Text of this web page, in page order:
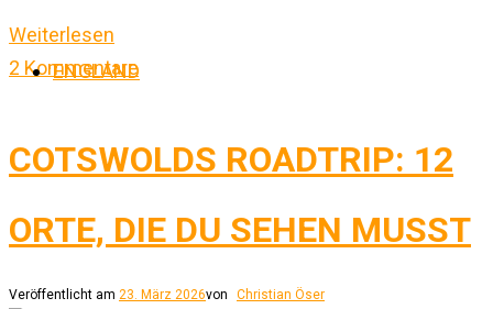
Weiterlesen
2 Kommentare
ENGLAND
COTSWOLDS ROADTRIP: 12
ORTE, DIE DU SEHEN MUSST
Veröffentlicht am 23. März 2026von Christian Öser